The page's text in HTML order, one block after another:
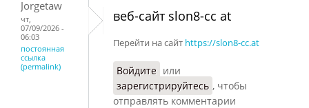
Jorgetaw
чт,
07/09/2026 -
06:03
постоянная
ссылка
(permalink)
веб-сайт slon8-cc at
Перейти на сайт https://slon8-cc.at
Войдите или
зарегистрируйтесь , чтобы
отправлять комментарии